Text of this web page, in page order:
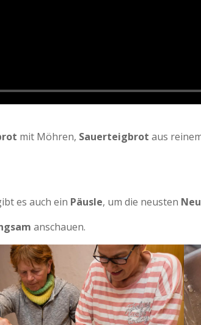
mit Möhren, Sauerteigbrot aus
es auch ein Päusle, um die neusten
anschauen.